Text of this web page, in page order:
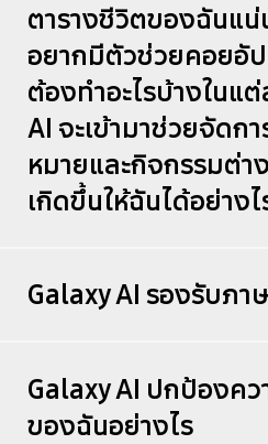
ตารางชีวิตของฉันแน่
อยากมีตัวช่วยคอยอัป
ต้องทำอะไรบ้างในแ
AI จะเข้ามาช่วยจัดก
หมายและกิจกรรมต่า
เกิดขึ้นให้ฉันได้อย่าง
Galaxy AI รองรับภา
Galaxy AI ปกป้องค
ของฉันอย่างไร